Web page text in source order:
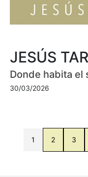
JESÚS
Donde habita el
30/03/2026
1 2 3